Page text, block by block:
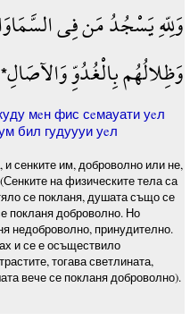
وَلِلّهِ يَسْجُدُ مَن فِي
وَظِلالُهُم بِالْغُدُوِّ وَالآصَالِ*
мeн фис сeмауати уeл
бил гудуууи уeл
и сенките им, доброволно или не,
на физическите тела са
се покланя, душата също се
покланя доброволно. Но
недоброволно, принудително.
и се е осъществило
тогава светлината,
вече се покланя доброволно).